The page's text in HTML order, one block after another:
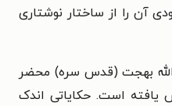
آن را از ساختار نوشتاری
بهجت (قدس سره) محضر
است. حکایاتی اندک